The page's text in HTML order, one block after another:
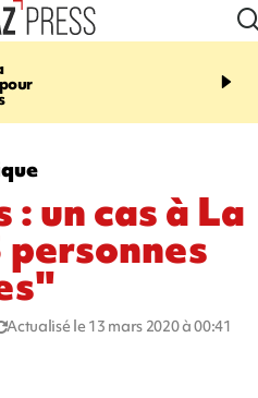
10:46
décède en juillet, 18
un cas à La
personnes
Actualisé le 13 mars 2020 à 00:41